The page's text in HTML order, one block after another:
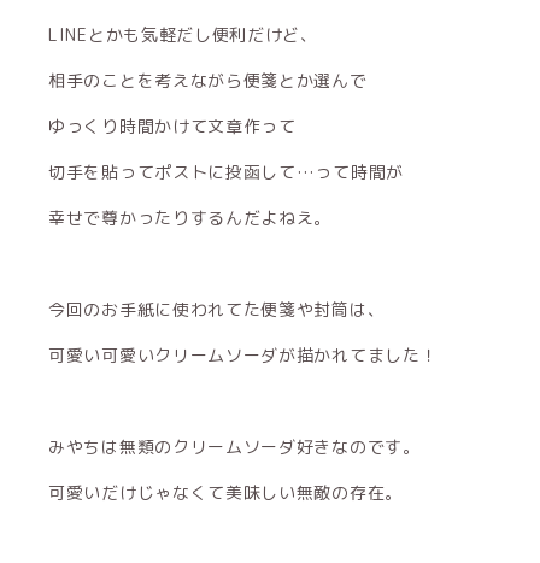
LINEとかも気軽だし便利だけど、
相手のことを考えながら便箋とか選んで
ゆっくり時間かけて文章作って
切手を貼ってポストに投函して…って時間が
幸せで尊かったりするんだよねえ。
今回のお手紙に使われてた便箋や封筒は、
可愛い可愛いクリームソーダが描かれてました！
みやちは無類のクリームソーダ好きなのです。
可愛いだけじゃなくて美味しい無敵の存在。